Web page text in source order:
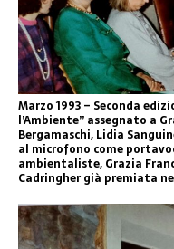
Marzo 1993 – Seconda
l’Ambiente” assegnato a
Bergamaschi, Lidia
al microfono come
ambientaliste, Grazia
Cadringher già premiata